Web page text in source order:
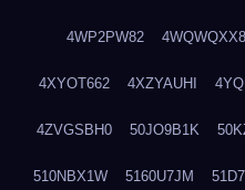
4WP2PW82 4WQWQXX8
4XYOT662 4XZYAUHI
4ZVGSBH0 50JO9B1K
510NBX1W 5160U7JM